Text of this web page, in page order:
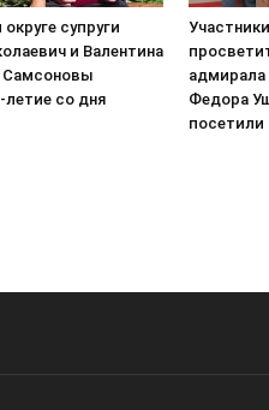
супруги
и Валентина
Самсоновы
со дня
Федора
посетили